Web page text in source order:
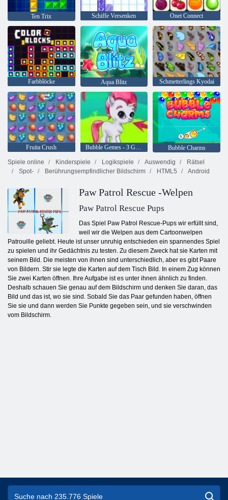
Ten Trix Schiffe Versenken Onet Connect
Farbblöcke Aqua Blitz Schmetterlings Kyodai
Fruita Crush
Bubble Charms
Spiele online
Kinderspiele Logikspiele Auswendig
Rätsel
Spot-
Berührungsempfindlicher Bildschirm HTML5 Android
Paw Patrol Rescue -Welpen
Paw Patrol Rescue Pups
Das Spiel Paw Patrol Rescue-Pups wir erfüllt sind,
weil wir die Welpen aus dem Cartoonwelpen
Patrouille geliebt. Heute ist unser unruhig entschieden ein spannendes Spiel
zu spielen und ihr Gedächtnis zu testen. Zu diesem Zweck hat sie Karten mit
seinem Bild. Die meisten von ihnen sind unterschiedlich, aber es gibt Paare
von Bildern. Stir sie legte die Karten auf dem Tisch Bild. In einem Zug können
Sie zwei Karten öffnen. Ihre Aufgabe ist es unter ihnen ähnlich zu finden.
Deshalb schauen Sie genau auf dem Bildschirm und denken Sie daran, das
Bild und das ist, wo sie sind. Sobald Sie das Paar gefunden haben, öffnen
Sie sie und dann werden Sie Punkte gegeben sein, und sie verschwinden
vom Bildschirm.